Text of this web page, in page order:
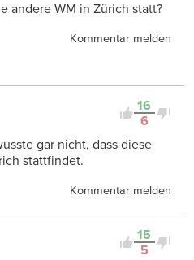
andere WM in Zürich statt?
Kommentar melden
16
6
gar nicht, dass diese
stattfindet.
Kommentar melden
15
5